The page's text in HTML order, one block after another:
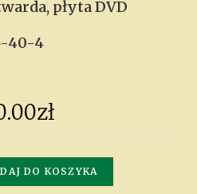
płyta DVD
40-4
zł
DO KOSZYKA